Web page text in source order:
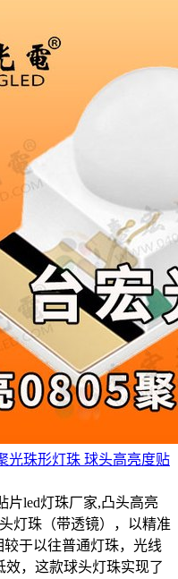
光珠形灯珠 球头高亮度贴
片led灯珠厂家,凸头高亮
灯珠（带透镜），以精准
较于以往普通灯珠，光线
，这款球头灯珠实现了